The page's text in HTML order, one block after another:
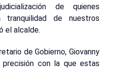
de quienes
de nuestros
el alcalde.
de Gobierno, Giovanny
precisión con la que estas